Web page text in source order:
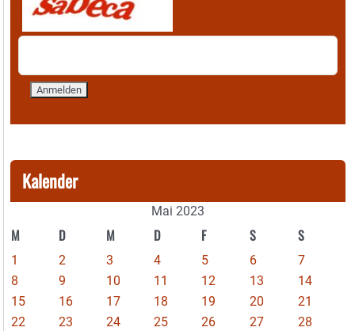
Kalender
Mai 2023
M D M D F S S
1 2 3 4 5 6
7
8
9 10 11 12 13
14
15
16 17 18 19 20
21
22
23 24 25 26 27
28